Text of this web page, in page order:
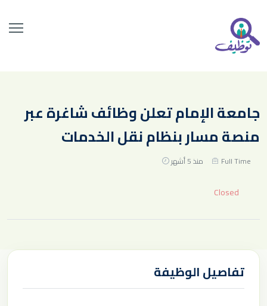
جامعة الإمام تعلن وظائف شاغرة عبر
منصة مسار بنظام نقل الخدمات
Full Time منذ 5 أشهر
Closed
تفاصيل الوظيفة